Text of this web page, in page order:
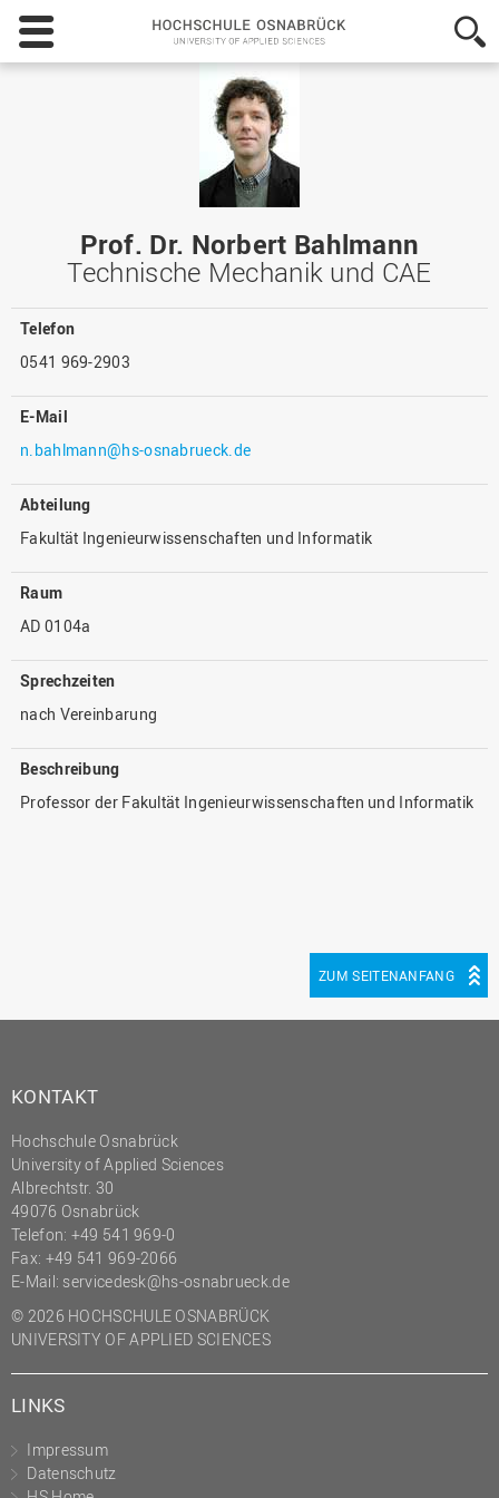
Hochschule
Osnabrück
-
Prof. Dr. Norbert Bahlmann
Technische Mechanik und CAE
Telefon
0541 969-2903
E-Mail
n.bahlmann@hs-osnabrueck.de
Abteilung
Fakultät Ingenieurwissenschaften und Informatik
Raum
AD 0104a
Sprechzeiten
nach Vereinbarung
Beschreibung
Professor der Fakultät Ingenieurwissenschaften und Informatik
ZUM SEITENANFANG
KONTAKT
Hochschule Osnabrück
University of Applied Sciences
Albrechtstr. 30
49076 Osnabrück
Telefon: +49 541 969-0
Fax: +49 541 969-2066
E-Mail: servicedesk@hs-osnabrueck.de
© 2026 HOCHSCHULE OSNABRÜCK
UNIVERSITY OF APPLIED SCIENCES
LINKS
Impressum
Datenschutz